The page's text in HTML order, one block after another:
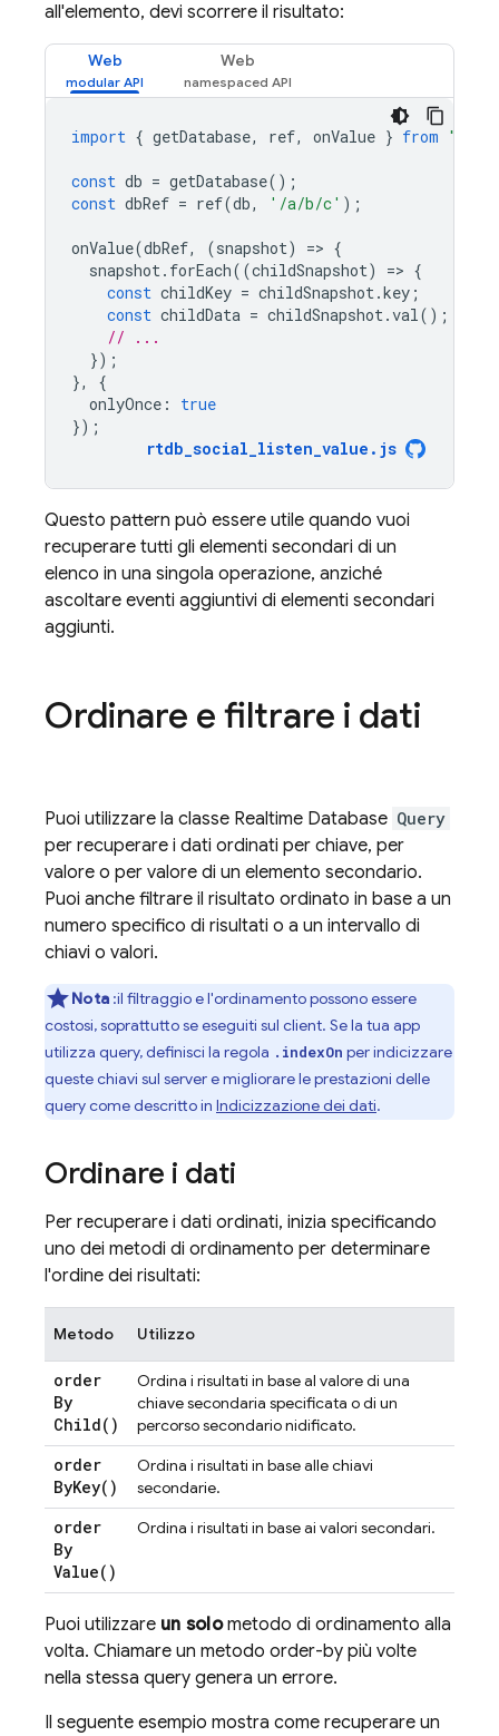
all'elemento, devi scorrere il risultato:
Web Web
import { getDatabase, ref, onValue } from
const db = getDatabase();
const dbRef = ref(db, '/a/b/c' );
onValue(dbRef, (snapshot) => {
snapshot. forEach((childSnapshot) => {
const childKey = childSnapshot.key ;
const childData = childSnapshot.val();
// ...
});
},
{
onlyOnce :
true
});
rtdb_social_listen_value . js
Questo pattern può essere utile quando vuoi
recuperare tutti gli elementi secondari di un
elenco in una singola operazione, anziché
ascoltare eventi aggiuntivi di elementi secondari
aggiunti.
Ordinare e filtrare i dati
Puoi utilizzare la classe Realtime Database Query
per recuperare i dati ordinati per chiave, per
valore o per valore di un elemento secondario.
Puoi anche filtrare il risultato ordinato in base a un
numero specifico di risultati o a un intervallo di
chiavi o valori.
Nota :il filtraggio e l'ordinamento possono essere
costosi, soprattutto se eseguiti sul client. Se la tua app
utilizza query, definisci la regola .indexOn per indicizzare
queste chiavi sul server e migliorare le prestazioni delle
query come descritto in Indicizzazione dei dati.
Ordinare i dati
Per recuperare i dati ordinati, inizia specificando
uno dei metodi di ordinamento per determinare
l'ordine dei risultati:
Metodo Utilizzo
order
By
Child( )
Ordina i risultati in base al valore di una
chiave secondaria specificata o di un
percorso secondario nidificato.
order
ByKey( )
Ordina i risultati in base alle chiavi
secondarie.
order
By
Value( )
Ordina i risultati in base ai valori secondari.
Puoi utilizzare un solometodo di ordinamento alla
volta. Chiamare un metodo order-by più volte
nella stessa query genera un errore.
Il seguente esempio mostra come recuperare un